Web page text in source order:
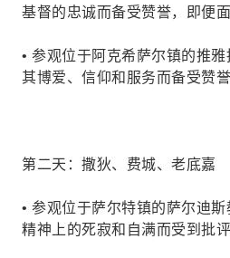
基督的忠诚而备受赞誉，即便
• 参观位于阿克希萨尔镇的推
其博爱、信仰和服务而备受赞
第二天：撒狄、费城、老底嘉
• 参观位于萨尔特镇的萨尔迪
精神上的死寂和自满而受到批评